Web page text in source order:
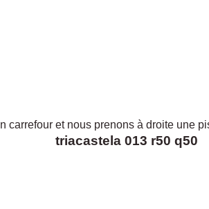
carrefour et nous prenons à droite une